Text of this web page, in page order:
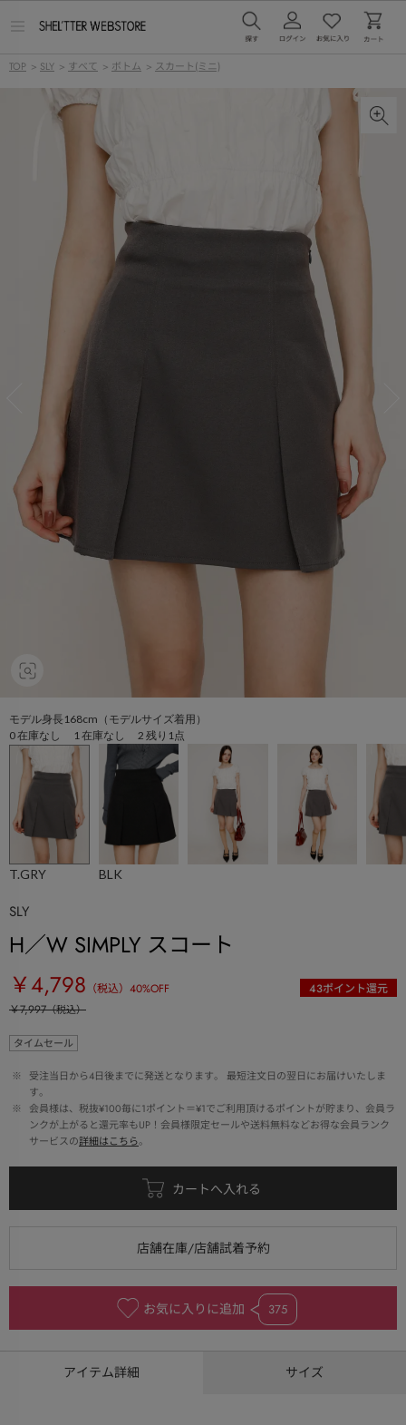
ー
TOP > SLY > すべて > ボトム > スカート(ミニ)
モデル身長168cm（モデルサイズ着用）
0 在庫なし 1 在庫なし 2 残り1点
T.GRY BLK
SLY
H／W SIMPLY スコート
￥4,798 （税込） 40%OFF 43ポイント還元
￥7,997（税込）
タイムセール
※
受注当日から4日後までに発送となります。 最短注文日の翌日にお届けいたしま
す。
※
会員様は、税抜¥100毎に1ポイント＝¥1でご利用頂けるポイントが貯まり、会員ラ
ンクが上がると還元率もUP！会員様限定セールや送料無料などお得な会員ランク
サービスの詳細はこちら。
お気に入りに追加 375
アイテム詳細 サイズ